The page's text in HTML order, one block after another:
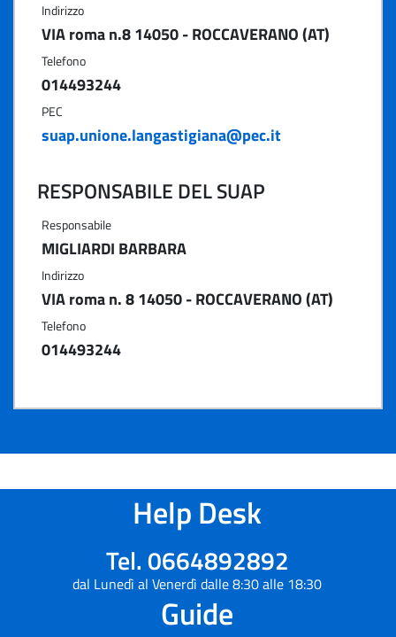
Indirizzo
VIA roma n.8 14050 - ROCCAVERANO (AT)
Telefono
014493244
PEC
suap.unione.langastigiana@pec.it
RESPONSABILE DEL SUAP
Responsabile
MIGLIARDI BARBARA
Indirizzo
VIA roma n. 8 14050 - ROCCAVERANO (AT)
Telefono
014493244
Help Desk
Tel. 0664892892
dal Lunedì al Venerdì dalle 8:30 alle 18:30
Guide